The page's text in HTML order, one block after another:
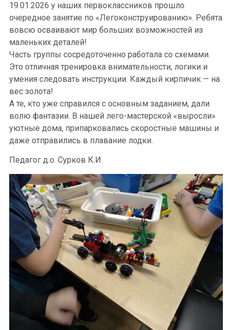
19.01.2026 у наших первоклассников прошло
очередное занятие по «Легоконструированию». Ребята
вовсю осваивают мир больших возможностей из
маленьких деталей!
Часть группы сосредоточенно работала со схемами.
Это отличная тренировка внимательности, логики и
умения следовать инструкции. Каждый кирпичик — на
вес золота!
А те, кто уже справился с основным заданием, дали
волю фантазии. В нашей лего-мастерской «выросли»
уютные дома, припарковались скоростные машины и
даже отправились в плавание лодки.
Педагог д.о. Сурков К.И.